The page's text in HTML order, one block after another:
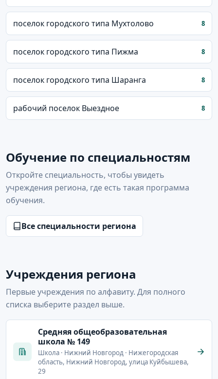
поселок городского типа Мухтолово 8
поселок городского типа Пижма 8
поселок городского типа Шаранга 8
рабочий поселок Выездное 8
Обучение по специальностям
Откройте специальность, чтобы увидеть
учреждения региона, где есть такая программа
обучения.
Все специальности региона
Учреждения региона
Первые учреждения по алфавиту. Для полного
списка выберите раздел выше.
Cредняя общеобразовательная
школа № 149
Школа · Нижний Новгород · Нижегородская
область, Нижний Новгород, улица Куйбышева,
29